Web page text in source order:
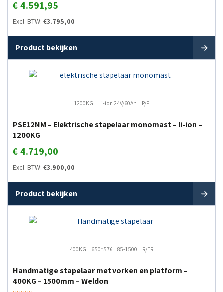
€4.591,95
Excl. BTW: €3.795,00
Product bekijken
1200KG Li-ion 24V/60Ah P/P
PSE12NM – Elektrische stapelaar monomast – li-ion –
1200KG
€4.719,00
Excl. BTW: €3.900,00
Product bekijken
400KG 650*576 85-1500 R/ER
Handmatige stapelaar met vorken en platform –
400KG – 1500mm – Weldon